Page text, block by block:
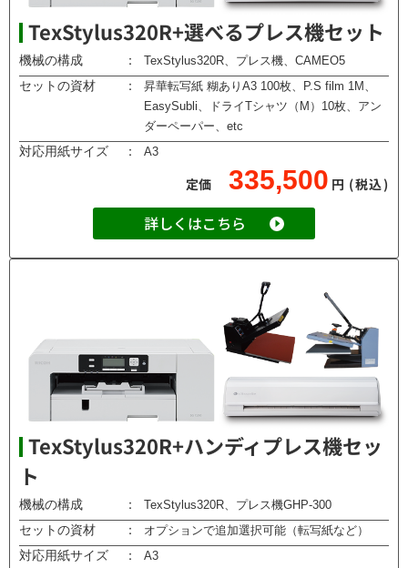
TexStylus320R+選べるプレス機セット
機械の構成 ： TexStylus320R、プレス機、CAMEO5
セットの資材 ：
昇華転写紙 糊ありA3 100枚、P.S film 1M、
EasySubli、ドライTシャツ（M）10枚、アン
ダーペーパー、etc
対応用紙サイズ ： A3
定価 335,500 円 (税込)
詳しくはこちら
TexStylus320R+ハンディプレス機セッ
ト
機械の構成 ： TexStylus320R、プレス機GHP-300
セットの資材 ： オプションで追加選択可能（転写紙など）
対応用紙サイズ ： A3